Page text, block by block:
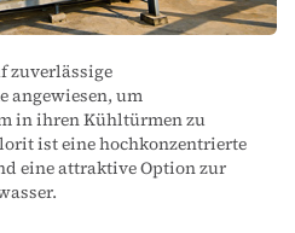
zuverlässige
angewiesen, um
in ihren Kühltürmen zu
ist eine hochkonzentrierte
eine attraktive Option zur